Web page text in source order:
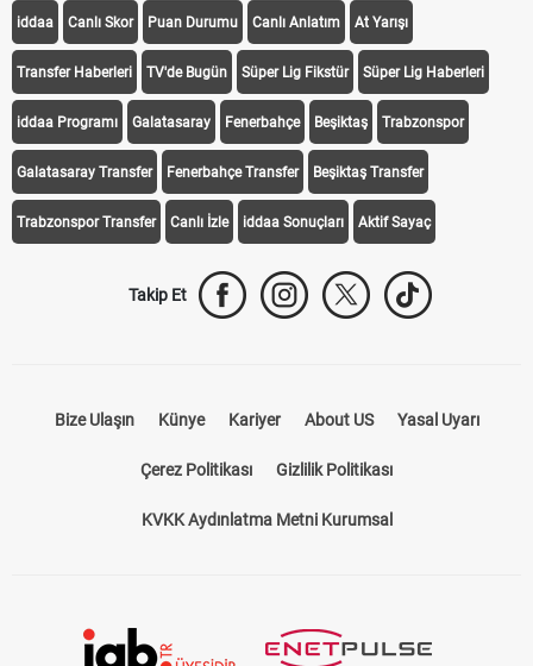
iddaa Canlı Skor Puan Durumu Canlı Anlatım At Yarışı
Transfer Haberleri TV'de Bugün Süper Lig Fikstür Süper Lig Haberleri
iddaa Programı Galatasaray Fenerbahçe Beşiktaş Trabzonspor
Galatasaray Transfer Fenerbahçe Transfer Beşiktaş Transfer
Trabzonspor Transfer Canlı İzle iddaa Sonuçları Aktif Sayaç
Takip Et
Bize Ulaşın Künye Kariyer About US Yasal Uyarı
Çerez Politikası Gizlilik Politikası
KVKK Aydınlatma Metni Kurumsal